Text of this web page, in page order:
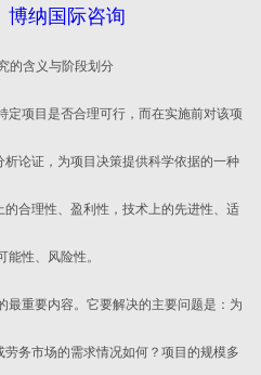
行业报告
大数据
新闻资讯
博纳国际咨询
的含义与阶段划分
项目是否合理可行，而在实施前对该项
论证，为项目决策提供科学依据的一种
合理性、盈利性，技术上的先进性、适
可能性、风险性。
重要内容。它要解决的主要问题是：为
务市场的需求情况如何？项目的规模多